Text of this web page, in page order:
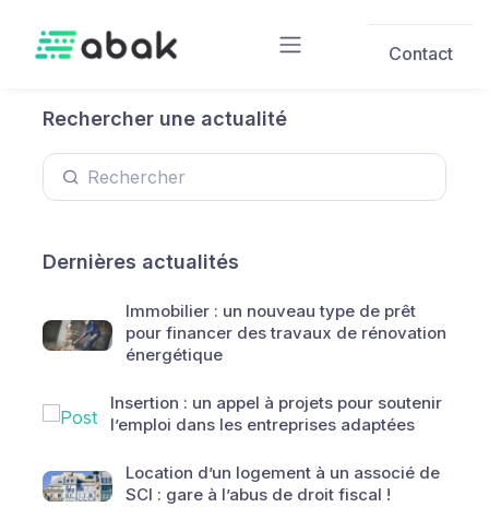
Contact
Rechercher une actualité
Dernières actualités
Immobilier : un nouveau type de prêt
pour financer des travaux de rénovation
énergétique
Insertion : un appel à projets pour soutenir
l’emploi dans les entreprises adaptées
Location d’un logement à un associé de
SCI : gare à l’abus de droit fiscal !